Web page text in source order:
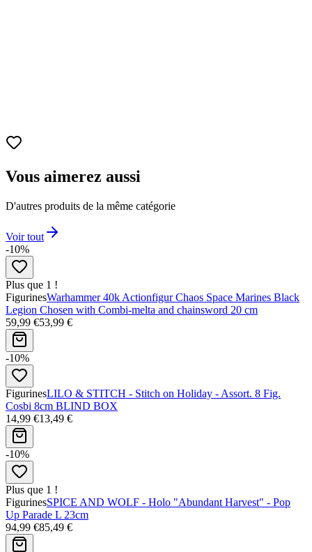
Vous aimerez aussi
D'autres produits de la même catégorie
Voir tout
-10%
Plus que 1 !
FigurinesWarhammer 40k Actionfigur Chaos Space Marines Black
Legion Chosen with Combi-melta and chainsword 20 cm
59,99 €53,99 €
-10%
FigurinesLILO & STITCH - Stitch on Holiday - Assort. 8 Fig.
Cosbi 8cm BLIND BOX
14,99 €13,49 €
-10%
Plus que 1 !
FigurinesSPICE AND WOLF - Holo "Abundant Harvest" - Pop
Up Parade L 23cm
94,99 €85,49 €